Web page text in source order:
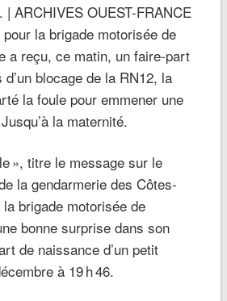
| ARCHIVES OUEST-FRANCE
la brigade motorisée de
a reçu, ce matin, un faire-part
blocage de la RN12, la
la foule pour emmener une
la maternité.
», titre le message sur le
la gendarmerie des Côtes-
la brigade motorisée de
bonne surprise dans son
de naissance d’un petit
à 19 h 46.